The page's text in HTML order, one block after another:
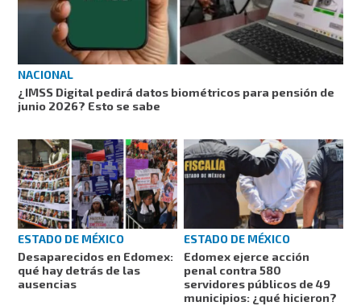
NACIONAL
¿IMSS Digital pedirá datos biométricos para pensión de
junio 2026? Esto se sabe
ESTADO DE MÉXICO
Desaparecidos en Edomex:
qué hay detrás de las
ausencias
ESTADO DE MÉXICO
Edomex ejerce acción
penal contra 580
servidores públicos de 49
municipios: ¿qué hicieron?